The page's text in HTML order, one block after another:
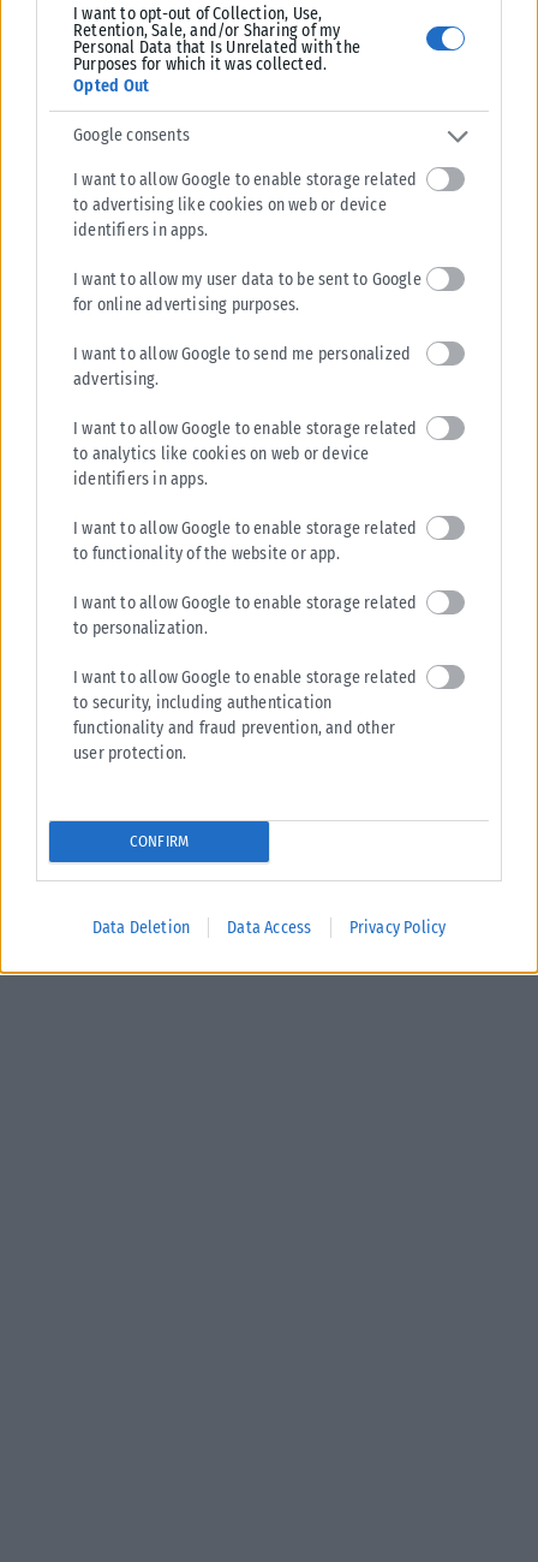
I want to opt-out of Collection, Use,
Retention, Sale, and/or Sharing of my
Personal Data that Is Unrelated with the
Purposes for which it was collected.
Opted Out
Google consents
I want to allow Google to enable storage related
to advertising like cookies on web or device
identifiers in apps.
I want to allow my user data to be sent to Google
for online advertising purposes.
I want to allow Google to send me personalized
advertising.
I want to allow Google to enable storage related
to analytics like cookies on web or device
identifiers in apps.
I want to allow Google to enable storage related
to functionality of the website or app.
I want to allow Google to enable storage related
to personalization.
I want to allow Google to enable storage related
to security, including authentication
functionality and fraud prevention, and other
user protection.
CONFIRM
Data Deletion Data Access Privacy Policy